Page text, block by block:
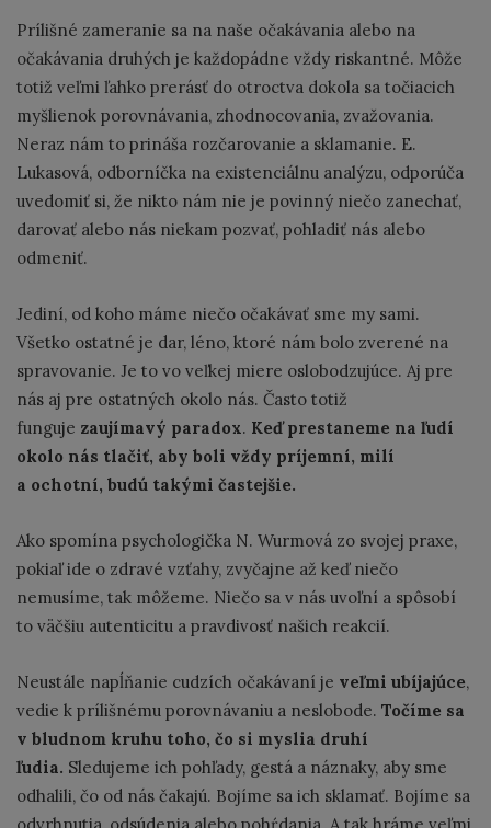
Prílišné zameranie sa na naše očakávania alebo na
očakávania druhých je každopádne vždy riskantné. Môže
totiž veľmi ľahko prerásť do otroctva dokola sa točiacich
myšlienok porovnávania, zhodnocovania, zvažovania.
Neraz nám to prináša rozčarovanie a sklamanie. E.
Lukasová, odborníčka na existenciálnu analýzu, odporúča
uvedomiť si, že nikto nám nie je povinný niečo zanechať,
darovať alebo nás niekam pozvať, pohladiť nás alebo
odmeniť.
Jediní, od koho máme niečo očakávať sme my sami.
Všetko ostatné je dar, léno, ktoré nám bolo zverené na
spravovanie. Je to vo veľkej miere oslobodzujúce. Aj pre
nás aj pre ostatných okolo nás. Často totiž
funguje zaujímavý paradox. Keď prestaneme na ľudí
okolo nás tlačiť, aby boli vždy príjemní, milí
a ochotní, budú takými častejšie.
Ako spomína psychologička N. Wurmová zo svojej praxe,
pokiaľ ide o zdravé vzťahy, zvyčajne až keď niečo
nemusíme, tak môžeme. Niečo sa v nás uvoľní a spôsobí
to väčšiu autenticitu a pravdivosť našich reakcií.
Neustále napĺňanie cudzích očakávaní je veľmi ubíjajúce,
vedie k prílišnému porovnávaniu a neslobode. Točíme sa
v bludnom kruhu toho, čo si myslia druhí
ľudia. Sledujeme ich pohľady, gestá a náznaky, aby sme
odhalili, čo od nás čakajú. Bojíme sa ich sklamať. Bojíme sa